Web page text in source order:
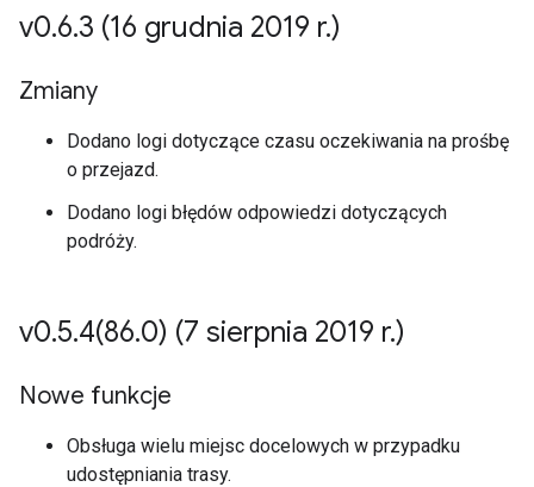
v0.6.3 (16 grudnia 2019 r.)
Zmiany
Dodano logi dotyczące czasu oczekiwania na prośbę
o przejazd.
Dodano logi błędów odpowiedzi dotyczących
podróży.
v0.5.4(86.0) (7 sierpnia 2019 r.)
Nowe funkcje
Obsługa wielu miejsc docelowych w przypadku
udostępniania trasy.